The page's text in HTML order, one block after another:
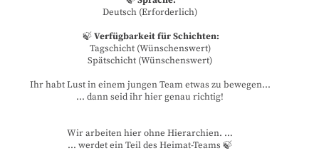
Deutsch (Erforderlich)
🍃Verfügbarkeit für Schichten:
Tagschicht (Wünschenswert)
Spätschicht (Wünschenswert)
Ihr habt Lust in einem jungen Team etwas zu bewegen...
... dann seid ihr hier genau richtig!
Wir arbeiten hier ohne Hierarchien. …
... werdet ein Teil des Heimat-Teams 🍃